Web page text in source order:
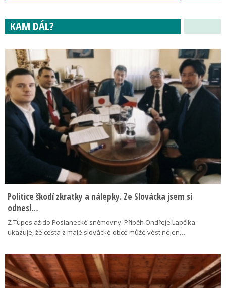
KAM DÁL?
Politice škodí zkratky a nálepky. Ze Slovácka jsem si
odnesl…
Z Tupes až do Poslanecké sněmovny. Příběh Ondřeje Lapčíka
ukazuje, že cesta z malé slovácké obce může vést nejen…